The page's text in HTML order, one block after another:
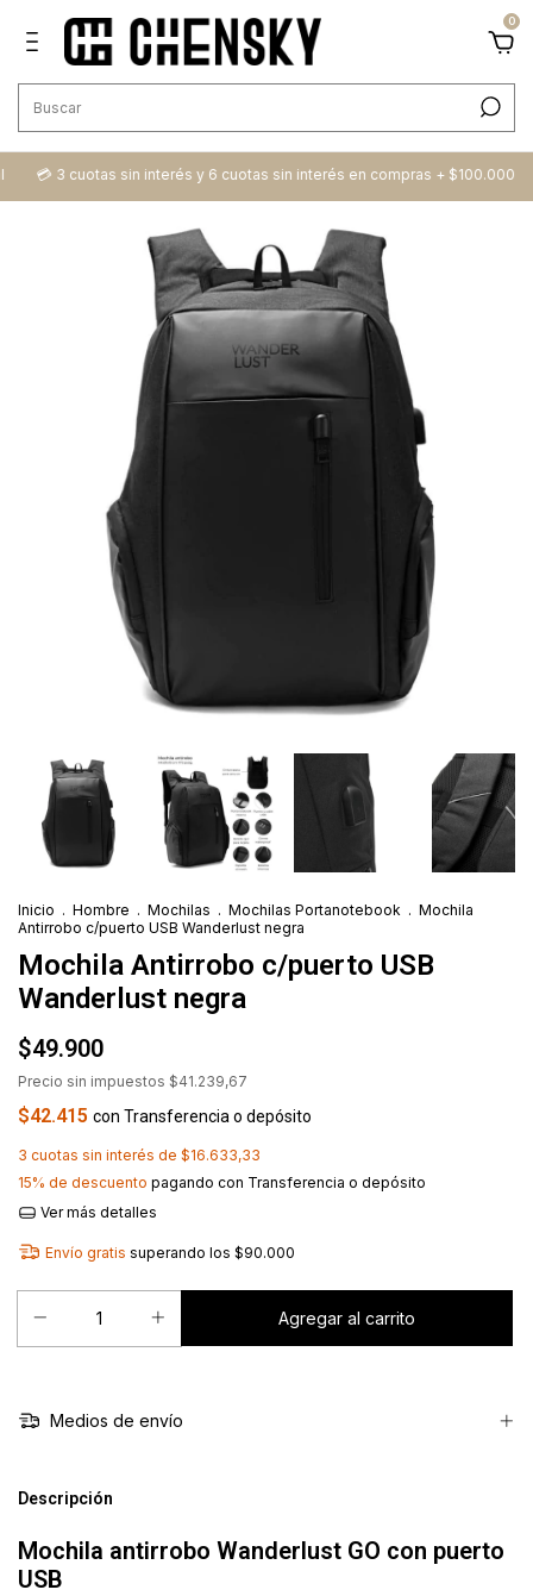
0
💳​ 3 cuotas sin interés y 6 cuotas sin interés en compras + $100.000
Inicio . Hombre . Mochilas . Mochilas Portanotebook . Mochila
Antirrobo c/puerto USB Wanderlust negra
Mochila Antirrobo c/puerto USB
Wanderlust negra
$49.900
Precio sin impuestos $41.239,67
$42.415 con Transferencia o depósito
3 cuotas sin interés de $16.633,33
15% de descuento pagando con Transferencia o depósito
Ver más detalles
Envío gratis superando los $90.000
Medios de envío
Descripción
Mochila antirrobo Wanderlust GO con puerto
USB